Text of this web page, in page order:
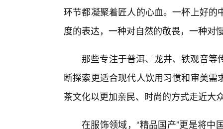
环节都凝聚着匠人的心血。一杯上好
度的表达，一种对自然的敬畏，一种对
那些专注于普洱、龙井、铁观音
断探索更适合现代人饮用习惯和审美
茶文化以更加亲民、时尚的方式走近大
在服饰领域，“精品国产”更是将